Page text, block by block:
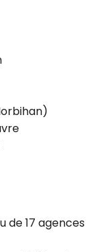
de 17 agences